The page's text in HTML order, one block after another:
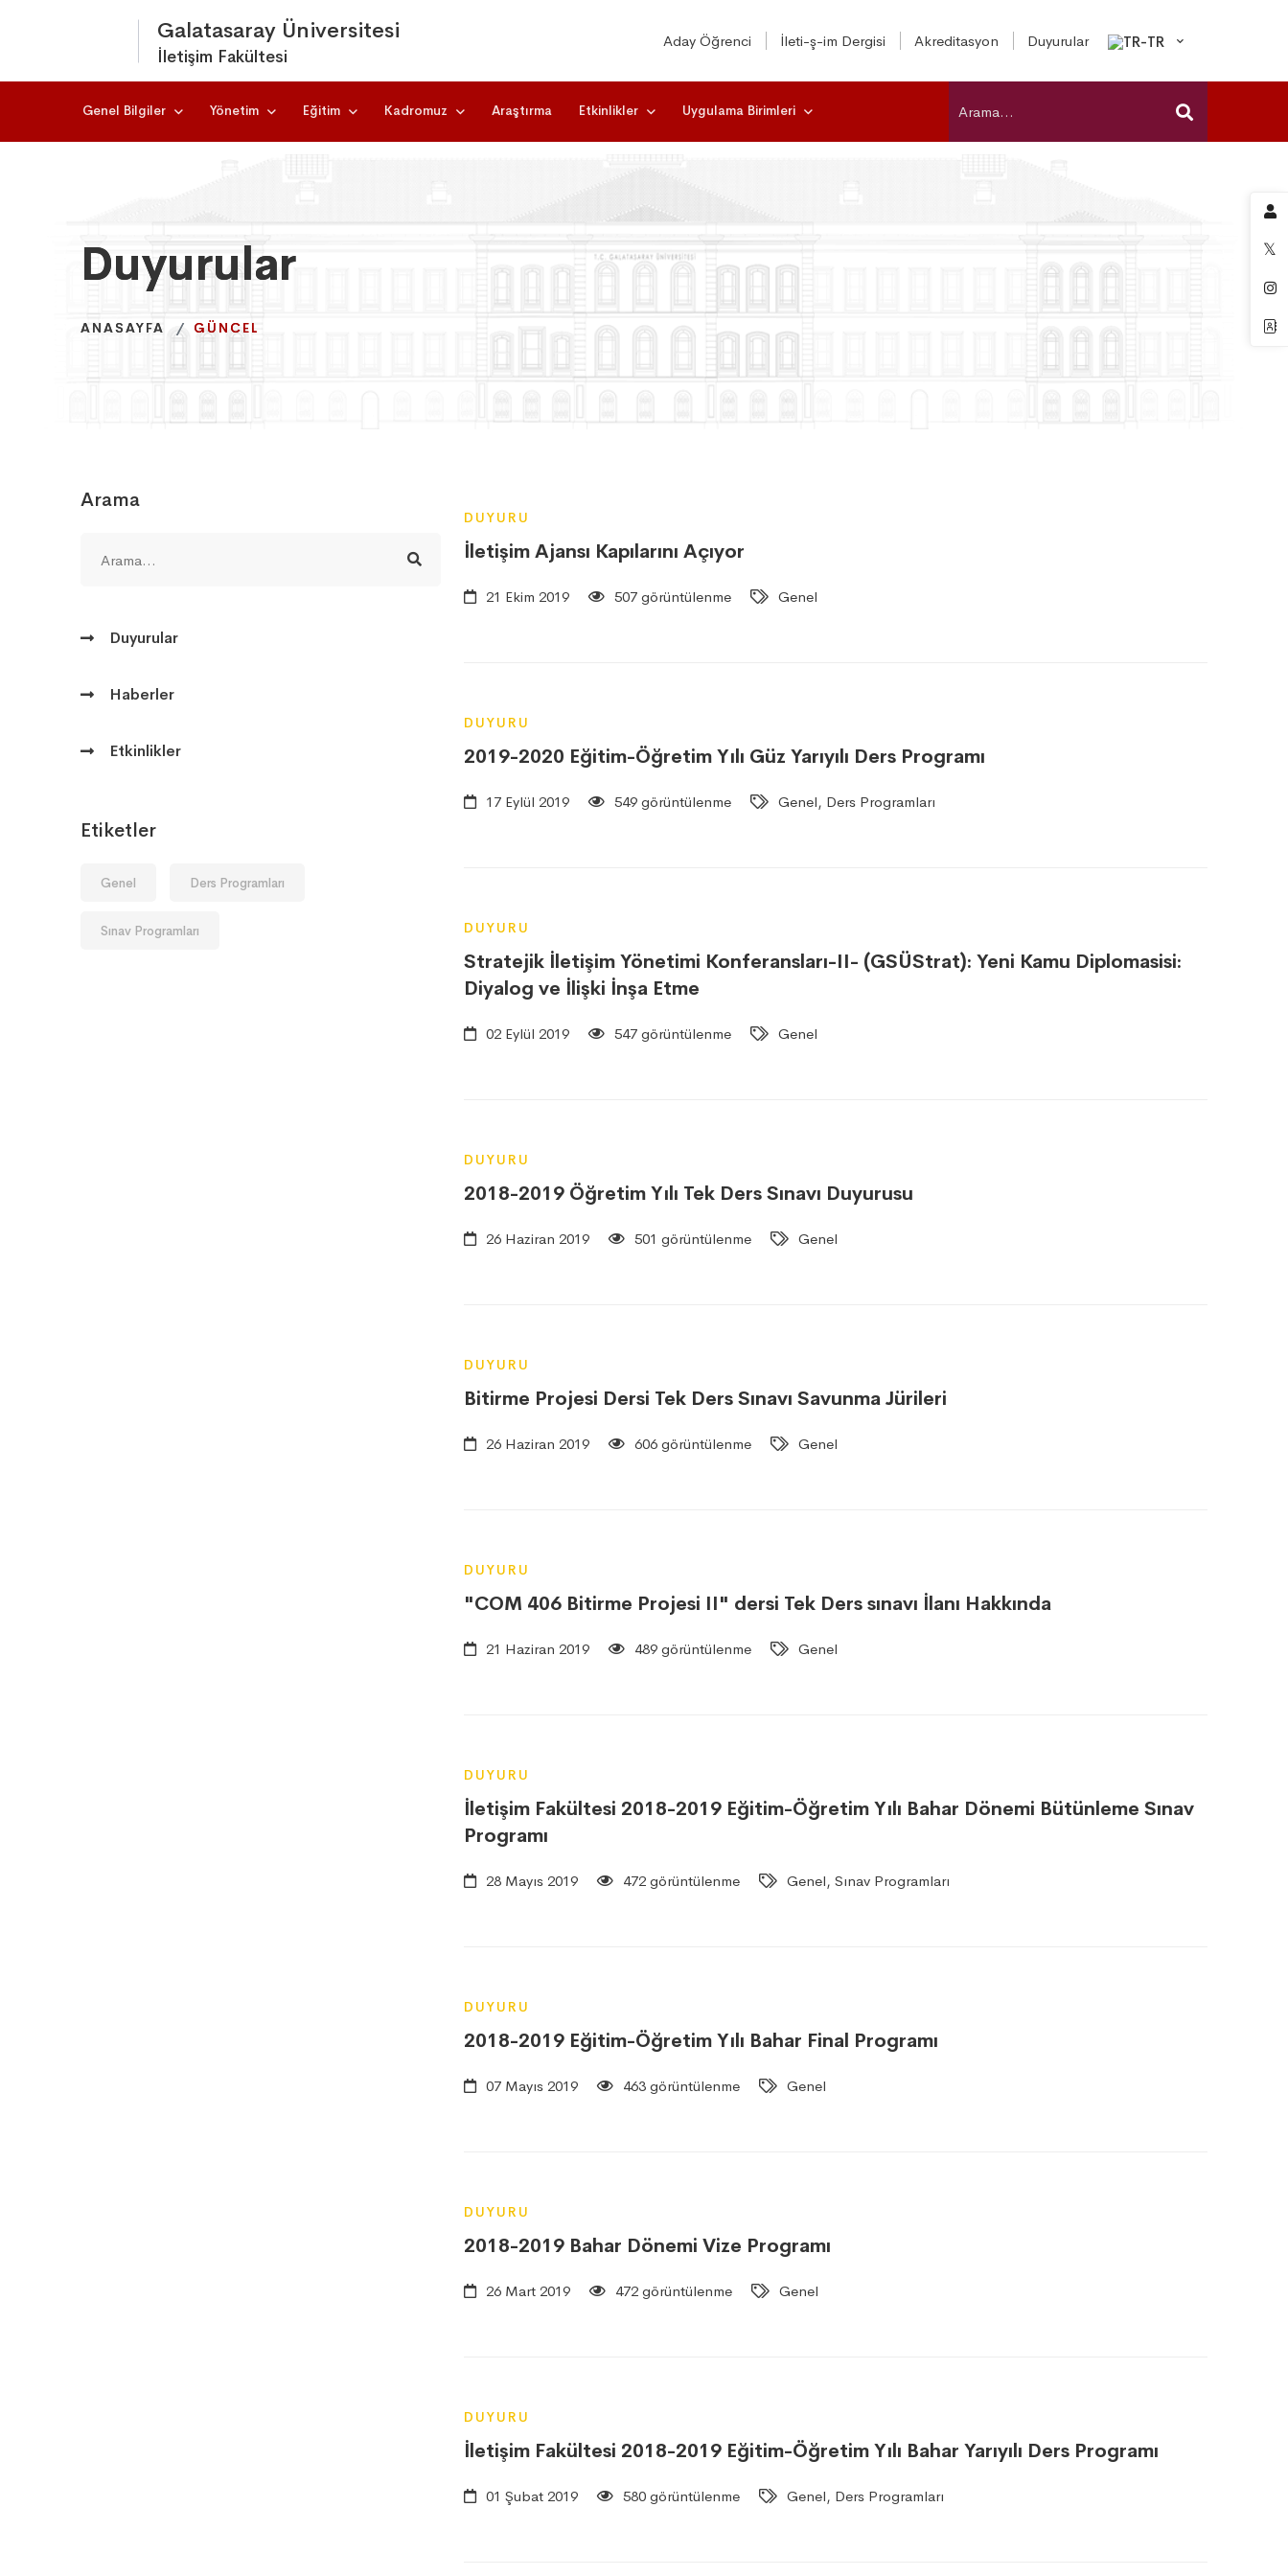
Galatasaray Üniversitesi
İletişim Fakültesi
Aday Öğrenci İleti-ş-im Dergisi Akreditasyon Duyurular
Genel Bilgiler Yönetim Eğitim Kadromuz Araştırma Etkinlikler Uygulama Birimleri
Duyurular
ANASAYFA GÜNCEL
Duyurular
ANASAYFA GÜNCEL
Duyurular
ANASAYFA GÜNCEL
Arama
Duyurular
Haberler
Etkinlikler
Etiketler
Genel Ders Programları
Sınav Programları
DUYURU
İletişim Ajansı Kapılarını Açıyor
21 Ekim 2019 507 görüntülenme Genel
DUYURU
2019-2020 Eğitim-Öğretim Yılı Güz Yarıyılı Ders Programı
17 Eylül 2019 549 görüntülenme Genel, Ders Programları
DUYURU
Stratejik İletişim Yönetimi Konferansları-II- (GSÜStrat): Yeni Kamu Diplomasisi:
Diyalog ve İlişki İnşa Etme
02 Eylül 2019 547 görüntülenme Genel
DUYURU
2018-2019 Öğretim Yılı Tek Ders Sınavı Duyurusu
26 Haziran 2019 501 görüntülenme Genel
DUYURU
Bitirme Projesi Dersi Tek Ders Sınavı Savunma Jürileri
26 Haziran 2019 606 görüntülenme Genel
DUYURU
"COM 406 Bitirme Projesi II" dersi Tek Ders sınavı İlanı Hakkında
21 Haziran 2019 489 görüntülenme Genel
DUYURU
İletişim Fakültesi 2018-2019 Eğitim-Öğretim Yılı Bahar Dönemi Bütünleme Sınav
Programı
28 Mayıs 2019 472 görüntülenme Genel, Sınav Programları
DUYURU
2018-2019 Eğitim-Öğretim Yılı Bahar Final Programı
07 Mayıs 2019 463 görüntülenme Genel
DUYURU
2018-2019 Bahar Dönemi Vize Programı
26 Mart 2019 472 görüntülenme Genel
DUYURU
İletişim Fakültesi 2018-2019 Eğitim-Öğretim Yılı Bahar Yarıyılı Ders Programı
01 Şubat 2019 580 görüntülenme Genel, Ders Programları